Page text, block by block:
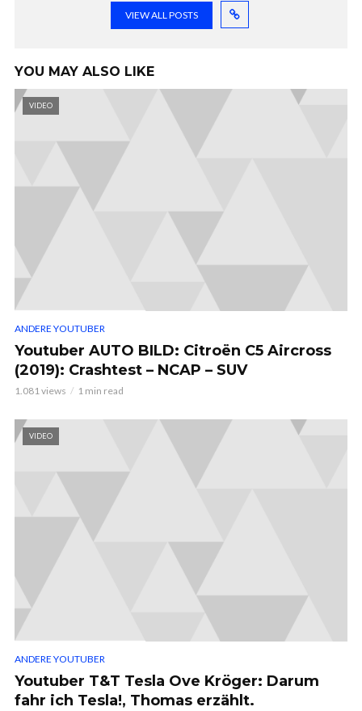
VIEW ALL POSTS
YOU MAY ALSO LIKE
VIDEO
ANDERE YOUTUBER
Youtuber AUTO BILD: Citroën C5 Aircross
(2019): Crashtest – NCAP – SUV
1.081 views 1 min read
VIDEO
ANDERE YOUTUBER
Youtuber T&T Tesla Ove Kröger: Darum
fahr ich Tesla!, Thomas erzählt.